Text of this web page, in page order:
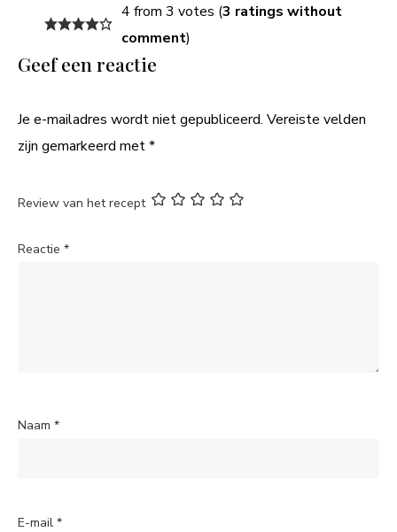
4 from 3 votes (3 ratings without
comment)
Geef een reactie
Je e-mailadres wordt niet gepubliceerd. Vereiste velden
zijn gemarkeerd met*
Review van het recept
Reactie *
Naam *
E-mail *